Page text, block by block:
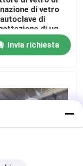
di vetro
di
di ug
finiti di
Invia richiesta